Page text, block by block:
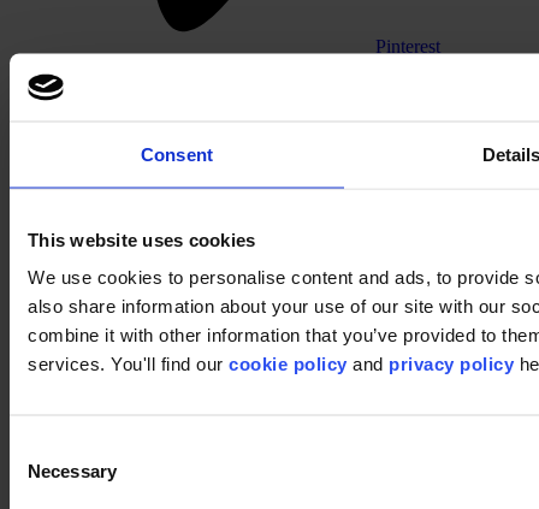
Consent
This website uses cookies
We use cookies to personalise content and ads, to provide
also share information about your use of our site with our
combine it with other information that you’ve provided to
services. You'll find our cookie policy and privacy policy
Selection
Necessary
Pinterest
Footer
Segmente
Büro
Bildungswesen
Warum Teppichfliesen?
Bahnenware-Teppich